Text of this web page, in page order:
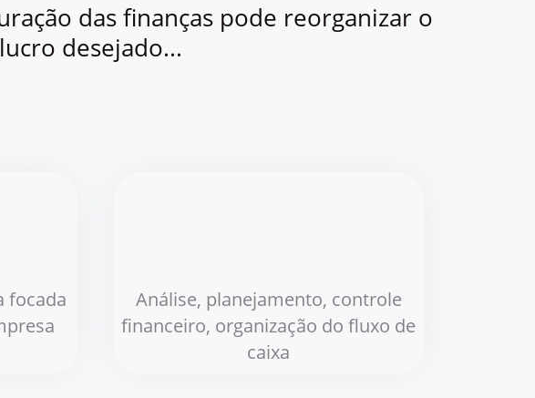
das finanças pode reorganizar o
desejado...
focada
Análise, planejamento, controle
financeiro, organização do fluxo de
caixa